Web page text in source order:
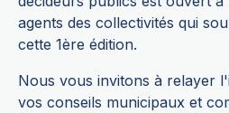
agents des collectivités qui
cette 1ère édition.
Nous vous invitons à relayer
vos conseils municipaux et